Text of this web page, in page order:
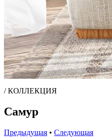
/ КОЛЛЕКЦИЯ
Самур
Предыдущая • Следующая